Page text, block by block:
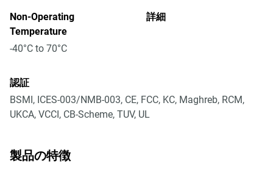
Non-Operating
Temperature
-40°C to 70°C
詳細
認証
BSMI, ICES-003/NMB-003, CE, FCC, KC, Maghreb, RCM,
UKCA, VCCI, CB-Scheme, TUV, UL
製品の特徴